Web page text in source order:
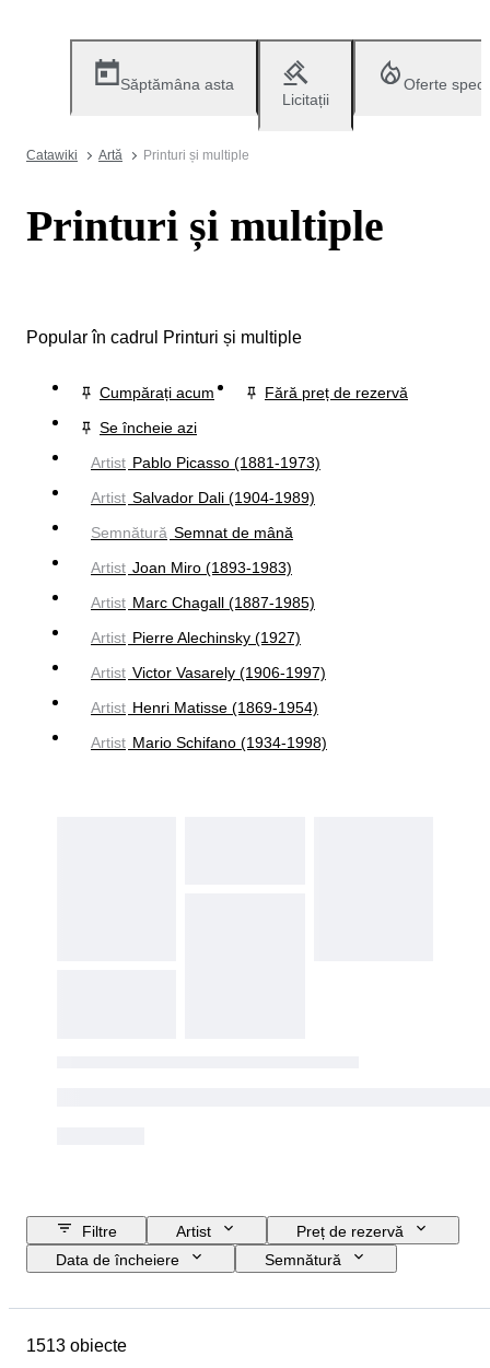
Săptămâna asta
Licitații
Oferte
Catawiki Artă Printuri și multiple
Printuri și multiple
Popular în cadrul Printuri și multiple
Cumpărați acum
Fără preț de rezervă
Se încheie azi
Artist Pablo Picasso (1881-1973)
Artist Salvador Dali (1904-1989)
Semnătură Semnat de mână
Artist Joan Miro (1893-1983)
Artist Marc Chagall (1887-1985)
Artist Pierre Alechinsky (1927)
Artist Victor Vasarely (1906-1997)
Artist Henri Matisse (1869-1954)
Artist Mario Schifano (1934-1998)
Filtre Artist
Preț de rezervă
Data de încheiere
Semnătură
Subiect
1513 obiecte